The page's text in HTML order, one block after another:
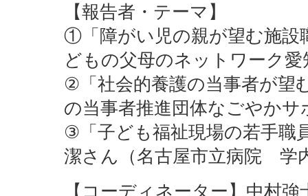
【報告者・テーマ】
①「障がい児の親が望む施設
どもの父母のネットワーク愛
②「社会的養護の当事者が望
の当事者推進団体なごやか
③「子ども福祉現場の若手職
潔さん（名古屋市立病院 学
【コーディネーター】中村